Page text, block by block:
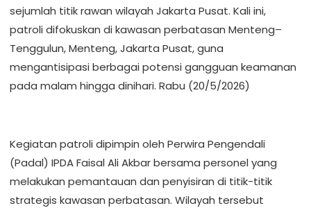
sejumlah titik rawan wilayah Jakarta Pusat. Kali ini,
patroli difokuskan di kawasan perbatasan Menteng–
Tenggulun, Menteng, Jakarta Pusat, guna
mengantisipasi berbagai potensi gangguan keamanan
pada malam hingga dinihari. Rabu (20/5/2026)
Kegiatan patroli dipimpin oleh Perwira Pengendali
(Padal) IPDA Faisal Ali Akbar bersama personel yang
melakukan pemantauan dan penyisiran di titik-titik
strategis kawasan perbatasan. Wilayah tersebut